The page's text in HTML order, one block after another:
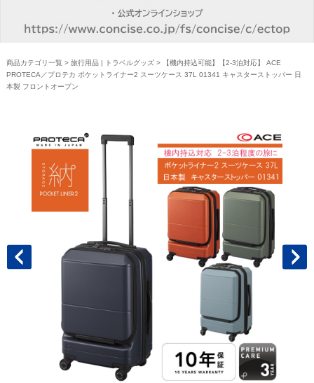
商品カテゴリ一覧 > 旅行用品 | トラベルグッズ> 【機内持込可能】【2-3泊対応】 ACE
PROTECA／プロテカ ポケットライナー2 スーツケース 37L 01341 キャスターストッパー 日
本製 フロントオープン